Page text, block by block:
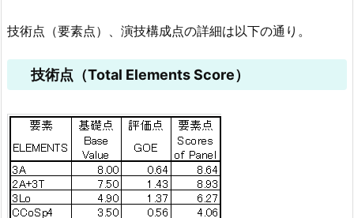
技術点（要素点）、演技構成点の詳細は以下の通り。
技術点（Total Elements Score）